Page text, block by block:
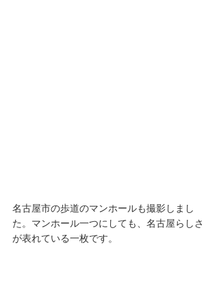
名古屋市の歩道のマンホールも撮影しまし
た。マンホール一つにしても、名古屋らしさ
が表れている一枚です。